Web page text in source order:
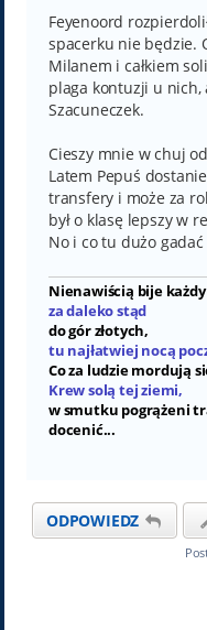
Feyenoord
spacerku nie będzie.
Milanem i całkiem
plaga kontuzji u
Szacuneczek.
Cieszy mnie w chuj
Latem Pepuś
transfery i może za
był o klasę lepszy w
No i co tu dużo
Nienawiścią bije
za daleko stąd
do gór złotych,
tu najłatwiej nocą
Co za ludzie mordują
Krew solą tej ziemi,
w smutku pogrążeni
docenić...
ODPOWIEDZ